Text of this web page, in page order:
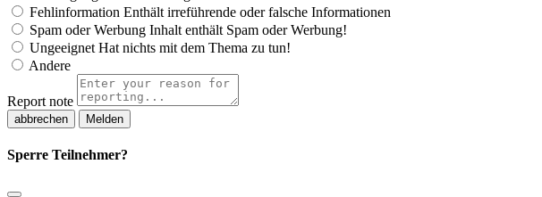
Fehlinformation Enthält irreführende oder falsche Informationen
Spam oder Werbung Inhalt enthält Spam oder Werbung!
Ungeeignet Hat nichts mit dem Thema zu tun!
Andere
Report note
Melden
Sperre Teilnehmer?